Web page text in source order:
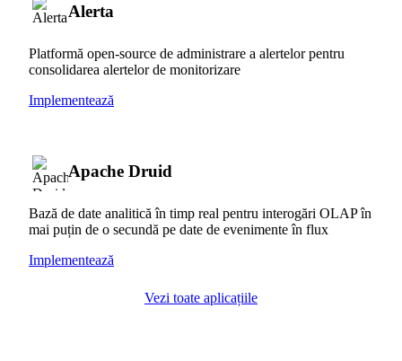
Alerta
Platformă open-source de administrare a alertelor pentru
consolidarea alertelor de monitorizare
Implementează
Apache Druid
Bază de date analitică în timp real pentru interogări OLAP în
mai puțin de o secundă pe date de evenimente în flux
Implementează
Vezi toate aplicațiile